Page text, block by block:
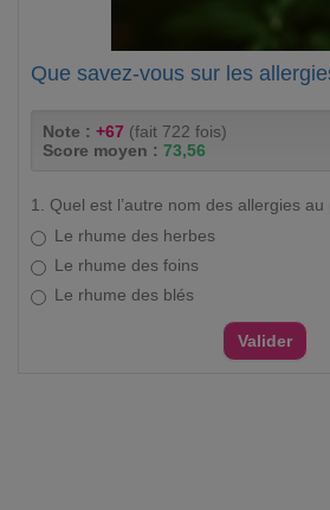
Que savez-vous sur les
Note : +67 (fait 722 fois)
Score moyen : 73,56
1. Quel est l’autre nom des allergies au
Le rhume des herbes
Le rhume des foins
Le rhume des blés